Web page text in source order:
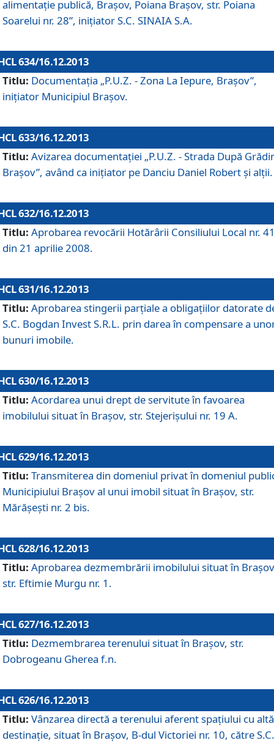
alimentaţie publică, Braşov, Poiana Braşov, str. Poiana
Soarelui nr. 28”, iniţiator S.C. SINAIA S.A.
634/16.12.2013
Titlu: Documentaţia „P.U.Z. - Zona La Iepure, Braşov”,
iniţiator Municipiul Braşov.
633/16.12.2013
Titlu: Avizarea documentaţiei „P.U.Z. - Strada După
Braşov”, având ca iniţiator pe Danciu Daniel Robert şi alţii.
632/16.12.2013
Titlu: Aprobarea revocării Hotărârii Consiliului Local nr.
din 21 aprilie 2008.
631/16.12.2013
Titlu: Aprobarea stingerii parţiale a obligaţiilor datorate
S.C. Bogdan Invest S.R.L. prin darea în compensare a
bunuri imobile.
630/16.12.2013
Titlu: Acordarea unui drept de servitute în favoarea
imobilului situat în Braşov, str. Stejerişului nr. 19 A.
629/16.12.2013
Titlu: Transmiterea din domeniul privat în domeniul
Municipiului Braşov al unui imobil situat în Braşov, str.
Mărăşeşti nr. 2 bis.
628/16.12.2013
Titlu: Aprobarea dezmembrării imobilului situat în
str. Eftimie Murgu nr. 1.
627/16.12.2013
Titlu: Dezmembrarea terenului situat în Braşov, str.
Dobrogeanu Gherea f.n.
626/16.12.2013
Titlu: Vânzarea directă a terenului aferent spaţiului cu altă
destinaţie, situat în Braşov, B-dul Victoriei nr. 10, către S.C.